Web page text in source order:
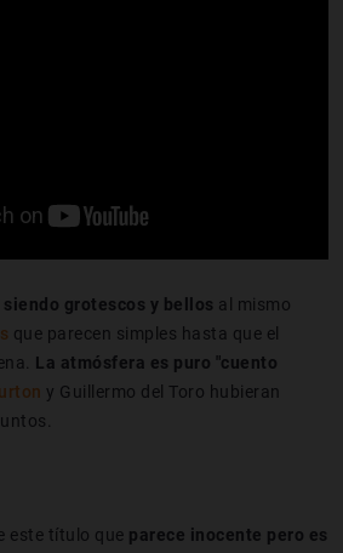
grotescos y bellos al mismo
que parecen simples hasta que el
La atmósfera es puro "cuento
y Guillermo del Toro hubieran
este título que parece inocente pero es